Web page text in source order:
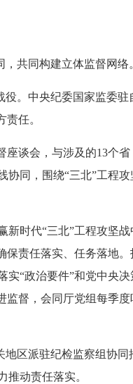
共同构建立体监督网络
。中央纪委国家监委驻
任。
谈会，与涉及的13个省
同，围绕“三北”工程攻
时代“三北”工程攻坚战
保责任落实、任务落地
实“政治要件”和党中央
督，会同厅党组每季度
区派驻纪检监察组协同
动责任落实。